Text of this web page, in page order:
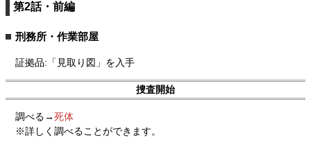
第2話・前編
刑務所・作業部屋
証拠品:「見取り図」を入手
捜査開始
調べる→死体
※詳しく調べることができます。